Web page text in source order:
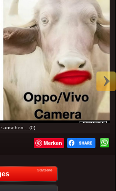
ansehen... (0)
Merken
Startseite